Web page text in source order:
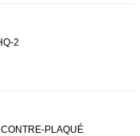
2
PLAQUÉ